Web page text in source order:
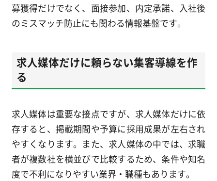
募獲得だけでなく、面接参加、内定承諾、入社後
のミスマッチ防止にも関わる情報基盤です。
求人媒体だけに頼らない集客導線を作
る
求人媒体は重要な接点ですが、求人媒体だけに依
存すると、掲載期間や予算に採用成果が左右され
やすくなります。また、求人媒体の中では、求職
者が複数社を横並びで比較するため、条件や知名
度で不利になりやすい業界・職種もあります。